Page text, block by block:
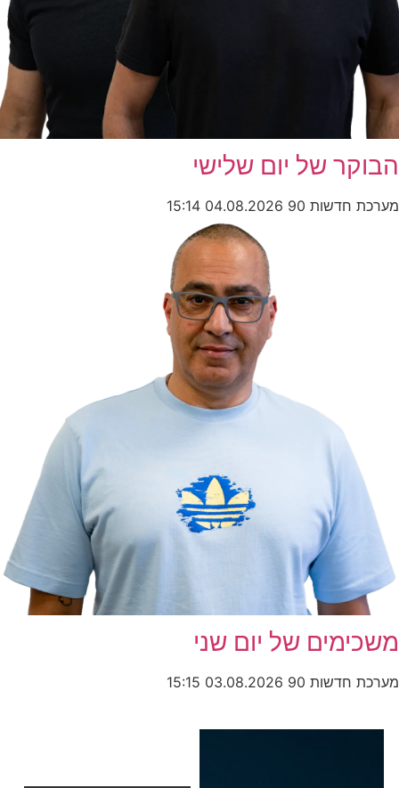
הבוקר של יום שלישי
מערכת חדשות 90 04.08.2026
15:14
משכימים של יום שני
מערכת חדשות 90 03.08.2026
15:15